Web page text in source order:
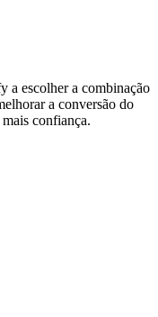
a escolher a combinação
a conversão do
confiança.